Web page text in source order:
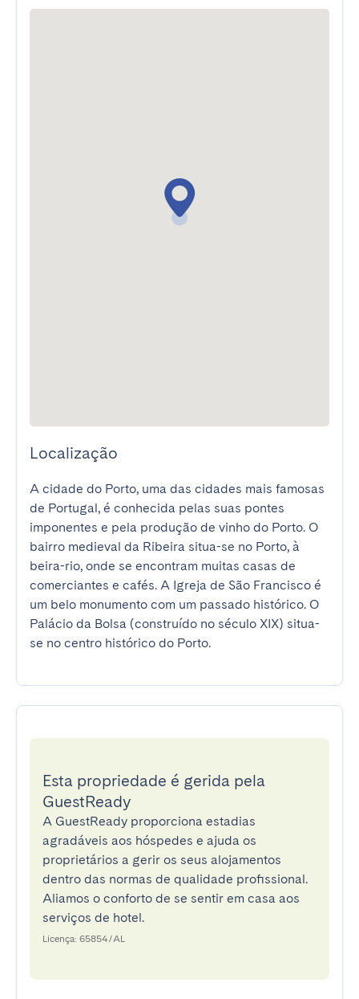
Localização
A cidade do Porto, uma das cidades mais famosas
de Portugal, é conhecida pelas suas pontes
imponentes e pela produção de vinho do Porto. O
bairro medieval da Ribeira situa-se no Porto, à
beira-rio, onde se encontram muitas casas de
comerciantes e cafés. A Igreja de São Francisco é
um belo monumento com um passado histórico. O
Palácio da Bolsa (construído no século XIX) situa-
se no centro histórico do Porto.
Esta propriedade é gerida pela
GuestReady
A GuestReady proporciona estadias
agradáveis aos hóspedes e ajuda os
proprietários a gerir os seus alojamentos
dentro das normas de qualidade profissional.
Aliamos o conforto de se sentir em casa aos
serviços de hotel.
Licença: 65854/AL